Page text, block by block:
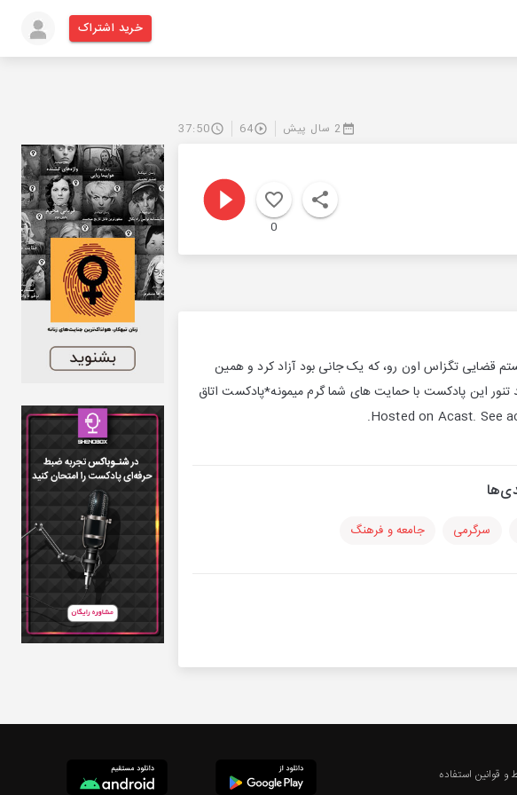
خرید اشتراک
2 سال پیش 64
37:50
0
قضایی تگزاس اون رو، که یک جانی بود آزاد کرد و همین
این پادکست با حمایت های شما گرم میمونه*پادکست اتاق
سرگرمی جامعه و فرهنگ
و قوانین استفاده